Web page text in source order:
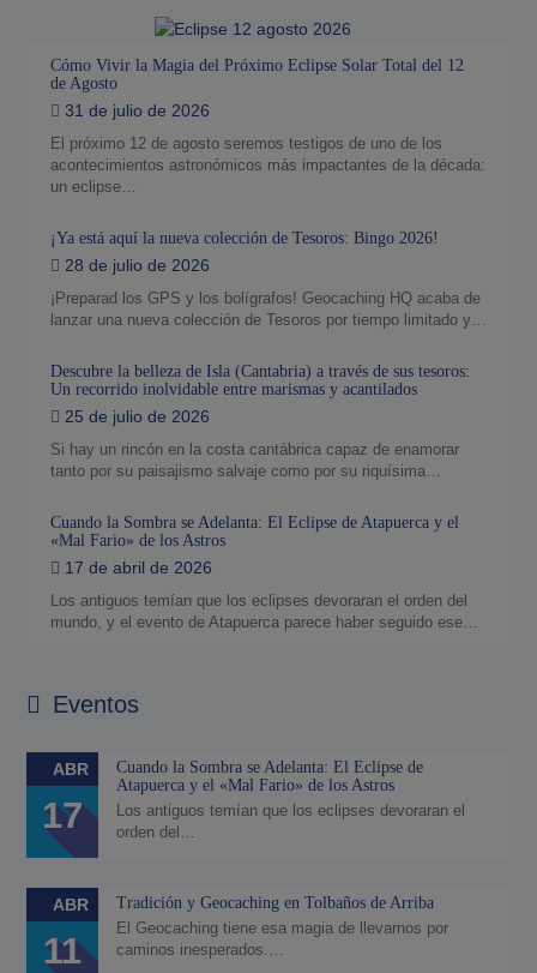
2026
Cómo Vivir la Magia del
Próximo Eclipse Solar Total
Cómo Vivir la Magia del Próximo Eclipse Solar Total del 12
de Agosto
31 de julio de 2026
El próximo 12 de agosto seremos testigos de uno de los
acontecimientos astronómicos más impactantes de la década:
un eclipse…
¡Ya está aquí la nueva colección de Tesoros: Bingo 2026!
28 de julio de 2026
¡Preparad los GPS y los bolígrafos! Geocaching HQ acaba de
lanzar una nueva colección de Tesoros por tiempo limitado y…
Descubre la belleza de Isla (Cantabria) a través de sus tesoros:
Un recorrido inolvidable entre marismas y acantilados
25 de julio de 2026
Si hay un rincón en la costa cantábrica capaz de enamorar
tanto por su paisajismo salvaje como por su riquísima…
Cuando la Sombra se Adelanta: El Eclipse de Atapuerca y el
«Mal Fario» de los Astros
17 de abril de 2026
Los antiguos temían que los eclipses devoraran el orden del
mundo, y el evento de Atapuerca parece haber seguido ese…
Eventos
ABR
17
Cuando la Sombra se Adelanta: El Eclipse de
Atapuerca y el «Mal Fario» de los Astros
Los antiguos temían que los eclipses devoraran el
orden del…
ABR
11
Tradición y Geocaching en Tolbaños de Arriba
El Geocaching tiene esa magia de llevarnos por
caminos inesperados.…